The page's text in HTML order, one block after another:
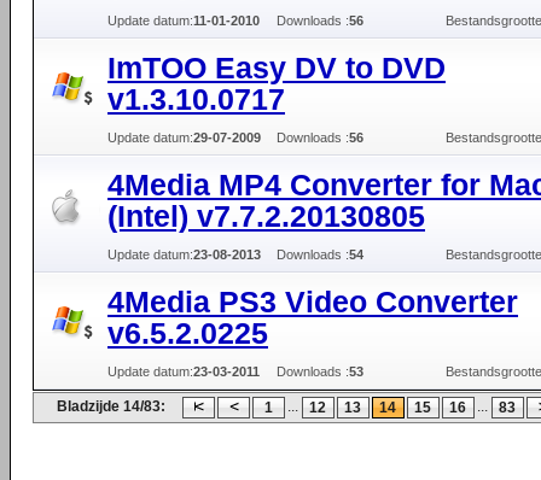
Update datum:11-01-2010 Downloads :56
ImTOO Easy DV to DVD
v1.3.10.0717
Update datum:29-07-2009 Downloads :56
4Media MP4 Converter for
(Intel) v7.7.2.20130805
Update datum:23-08-2013 Downloads :54
4Media PS3 Video Converter
v6.5.2.0225
Update datum:23-03-2011 Downloads :53
Bladzijde 14/83: 1 ... 12 13 14 15 16 ... 83